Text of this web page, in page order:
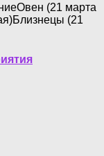
(21 марта
(21